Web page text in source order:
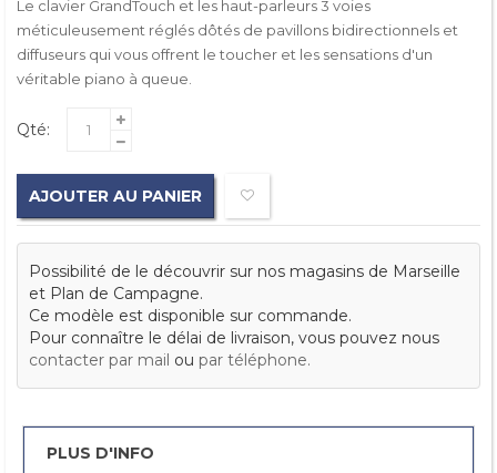
Le clavier GrandTouch et les haut-parleurs 3 voies
méticuleusement réglés dôtés de pavillons bidirectionnels et
diffuseurs qui vous offrent le toucher et les sensations d'un
véritable piano à queue.
Qté:
AJOUTER AU PANIER
Possibilité de le découvrir sur nos magasins de Marseille
et Plan de Campagne.
Ce modèle est disponible sur commande.
Pour connaître le délai de livraison, vous pouvez nous
contacter par mail ou par téléphone.
PLUS D'INFO